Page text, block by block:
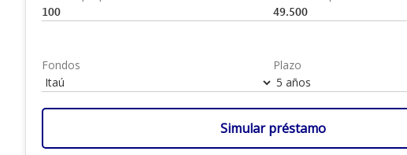
Fondos Plazo
Simular préstamo